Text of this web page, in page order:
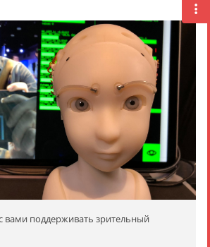
вами поддерживать зрительный